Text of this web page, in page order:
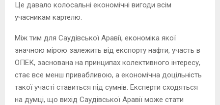
Це давало колосальні економічні вигоди всім
учасникам картелю.
Між тим для Саудівської Аравії, економіка якої
значною мірою залежить від експорту нафти, участь в
ОПЕК, заснована на принципах колективного інтересу,
стає все менш привабливою, а економічна доцільність
такої участі ставиться під сумнів. Експерти сходяться
на думці, що вихід Саудівської Аравії може стати